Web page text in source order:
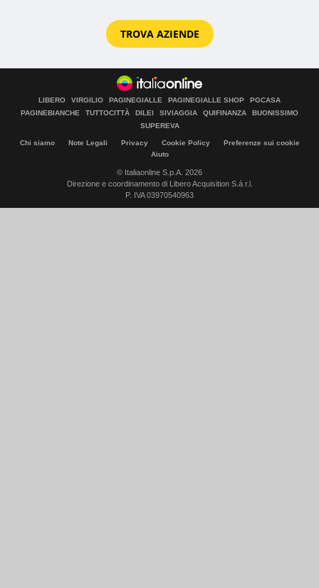
TROVA AZIENDE
LIBERO VIRGILIO PAGINEGIALLE PAGINEGIALLE SHOP
PGCASA
PAGINEBIANCHE
TUTTOCITTÀ DILEI SIVIAGGIA QUIFINANZA
BUONISSIMO
SUPEREVA
Chi siamo Note Legali Privacy Cookie Policy
Preferenze sui cookie
Aiuto
© Italiaonline S.p.A. 2026
Direzione e coordinamento di Libero Acquisition S.á r.l.
P. IVA 03970540963